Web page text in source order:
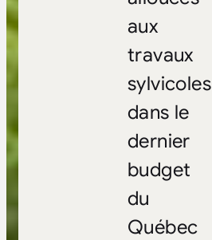
aux
travaux
sylvicoles
dans le
dernier
budget
du
Québec